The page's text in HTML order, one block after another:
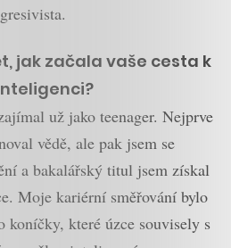
jak začala vaše cesta k
už jako teenager. Nejprve
vědě, ale pak jsem se
a bakalářský titul jsem získal
Moje kariérní směřování bylo
koníčky, které úzce souvisely s